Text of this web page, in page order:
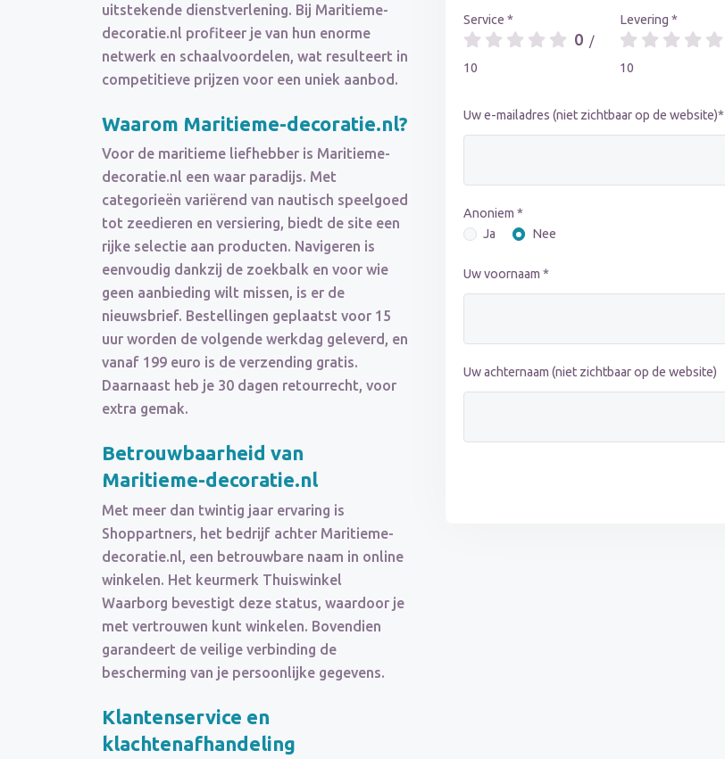
uitstekende dienstverlening. Bij Maritieme-
decoratie.nl profiteer je van hun enorme
netwerk en schaalvoordelen, wat resulteert in
competitieve prijzen voor een uniek aanbod.
Waarom Maritieme-decoratie.nl?
Voor de maritieme liefhebber is Maritieme-
decoratie.nl een waar paradijs. Met
categorieën variërend van nautisch speelgoed
tot zeedieren en versiering, biedt de site een
rijke selectie aan producten. Navigeren is
eenvoudig dankzij de zoekbalk en voor wie
geen aanbieding wilt missen, is er de
nieuwsbrief. Bestellingen geplaatst voor 15
uur worden de volgende werkdag geleverd, en
vanaf 199 euro is de verzending gratis.
Daarnaast heb je 30 dagen retourrecht, voor
extra gemak.
Betrouwbaarheid van
Maritieme-decoratie.nl
Met meer dan twintig jaar ervaring is
Shoppartners, het bedrijf achter Maritieme-
decoratie.nl, een betrouwbare naam in online
winkelen. Het keurmerk Thuiswinkel
Waarborg bevestigt deze status, waardoor je
met vertrouwen kunt winkelen. Bovendien
garandeert de veilige verbinding de
bescherming van je persoonlijke gegevens.
Klantenservice en
klachtenafhandeling
Service *
0 /
10
Levering *
10
Uw e-mailadres (niet zichtbaar op de website)*
Anoniem *
Ja
Nee
Uw voornaam *
Uw achternaam (niet zichtbaar op de website)